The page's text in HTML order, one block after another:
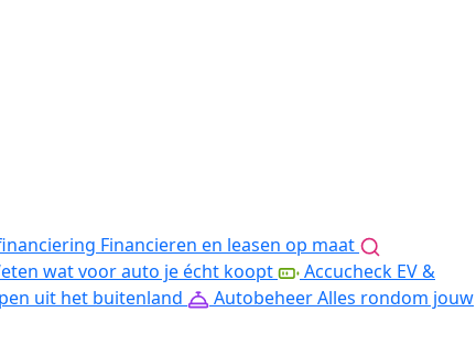
Financieren en leasen op maat
wat voor auto je écht koopt
Accucheck EV &
uit het buitenland AutobeheerAlles rondom jouw